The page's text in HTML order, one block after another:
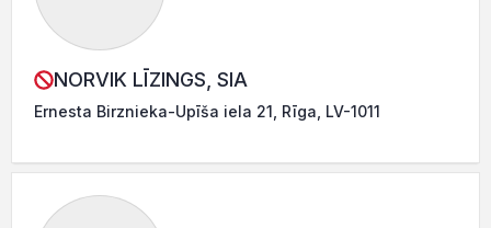
NORVIK LĪZINGS, SIA
Ernesta Birznieka-Upīša iela 21, Rīga, LV-1011